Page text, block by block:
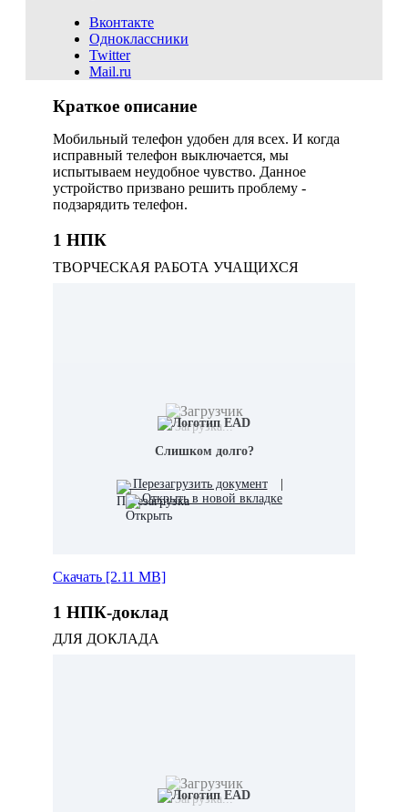
Вконтакте
Одноклассники
Twitter
Mail.ru
Краткое описание
Мобильный телефон удобен для всех. И когда
исправный телефон выключается, мы
испытываем неудобное чувство. Данное
устройство призвано решить проблему -
подзарядить телефон.
1 НПК
ТВОРЧЕСКАЯ РАБОТА УЧАЩИХСЯ
Загрузка...
Слишком долго?
Перезагрузить документ
Открыть в новой вкладке
Скачать [2.11 MB]
1 НПК-доклад
ДЛЯ ДОКЛАДА
Загрузка...